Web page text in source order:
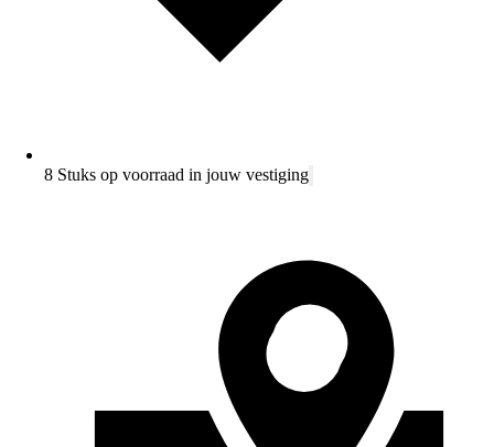
8 Stuks op voorraad in jouw vestiging